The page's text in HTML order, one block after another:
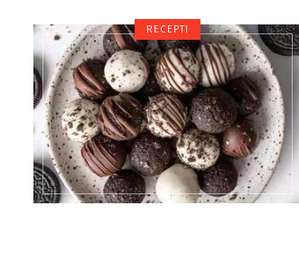
RECEPTI